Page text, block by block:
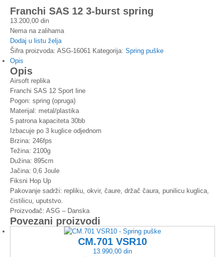
Franchi SAS 12 3-burst spring
13.200,00 din
Nema na zalihama
Dodaj u listu želja
Šifra proizvoda: ASG-16061 Kategorija: Spring puške
Opis
Opis
Airsoft replika
Franchi SAS 12 Sport line
Pogon: spring (opruga)
Materijal: metal/plastika
5 patrona kapaciteta 30bb
Izbacuje po 3 kuglice odjednom
Brzina: 246fps
Težina: 2100g
Dužina: 895cm
Jačina: 0,6 Joule
Fiksni Hop Up
Pakovanje sadrži: repliku, okvir, čaure, držač čaura, punilicu kuglica,
čistilicu, uputstvo.
Proizvođač: ASG – Danska
Povezani proizvodi
CM.701 VSR10
13.990,00 din